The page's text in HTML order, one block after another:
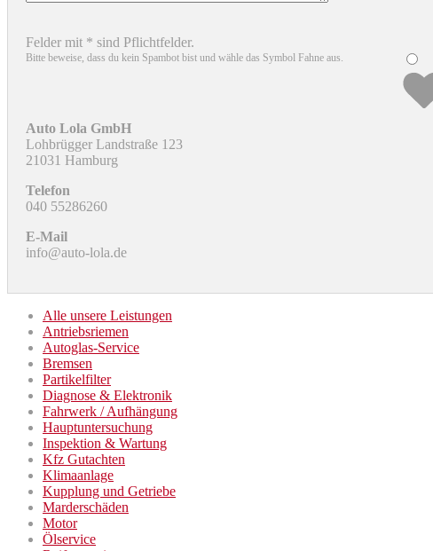
Felder mit * sind Pflichtfelder.
Bitte beweise, dass du kein Spambot bist und wähle das Symbol Fahne aus.
Auto Lola GmbH
Lohbrügger Landstraße 123
21031 Hamburg
Telefon
040 55286260
E-Mail
info@auto-lola.de
Alle unsere Leistungen
Antriebsriemen
Autoglas-Service
Bremsen
Partikelfilter
Diagnose & Elektronik
Fahrwerk / Aufhängung
Hauptuntersuchung
Inspektion & Wartung
Kfz Gutachten
Klimaanlage
Kupplung und Getriebe
Marderschäden
Motor
Ölservice